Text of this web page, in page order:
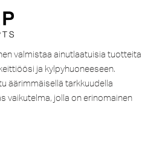
valmistaa ainutlaatuisia tuotteita
ja kylpyhuoneeseen.
äärimmäisellä tarkkuudella
vaikutelma, jolla on erinomainen